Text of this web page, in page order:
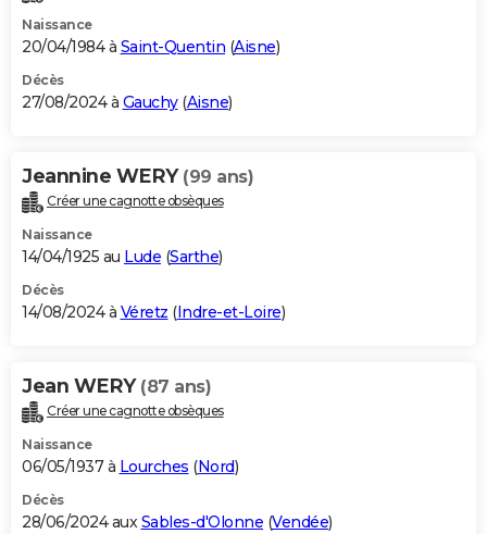
Naissance
20/04/1984 à Saint-Quentin (Aisne)
Décès
27/08/2024 à Gauchy(Aisne)
Jeannine WERY (99 ans)
Créer une cagnotte obsèques
Naissance
14/04/1925 au Lude (Sarthe)
Décès
14/08/2024 à Véretz (Indre-et-Loire)
Jean WERY (87 ans)
Créer une cagnotte obsèques
Naissance
06/05/1937 à Lourches (Nord)
Décès
28/06/2024 auxSables-d'Olonne (Vendée)